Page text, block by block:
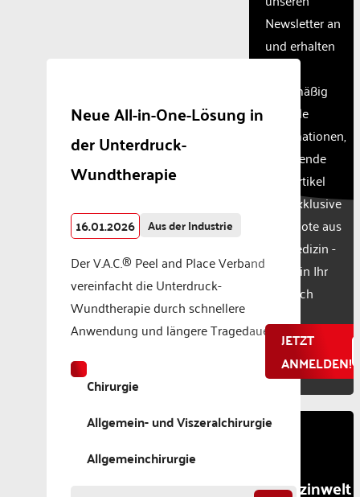
Neue All-in-One-Lösung in
der Unterdruck-
Wundtherapie
16.01.2026 Aus der Industrie
Der V.A.C.® Peel and Place Verband
vereinfacht die Unterdruck-
Wundtherapie durch schnellere
Anwendung und längere Tragedauer.
Chirurgie
Allgemein- und Viszeralchirurgie
Allgemeinchirurgie
the
site
with
CMP
to add
content
to the
list of
used.
Powered
Consent
Newsletter an
und erhalten
regelmäßig
aktuelle
Informationen,
spannende
Fachartikel
und exklusive
Angebote aus
der Medizin -
direkt in Ihr
Postfach
JETZT
ANMELDEN!
Medizinwelt